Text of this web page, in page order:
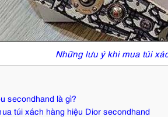
Những lưu ý khi mua túi
secondhand là gì?
túi xách hàng hiệu Dior secondhand